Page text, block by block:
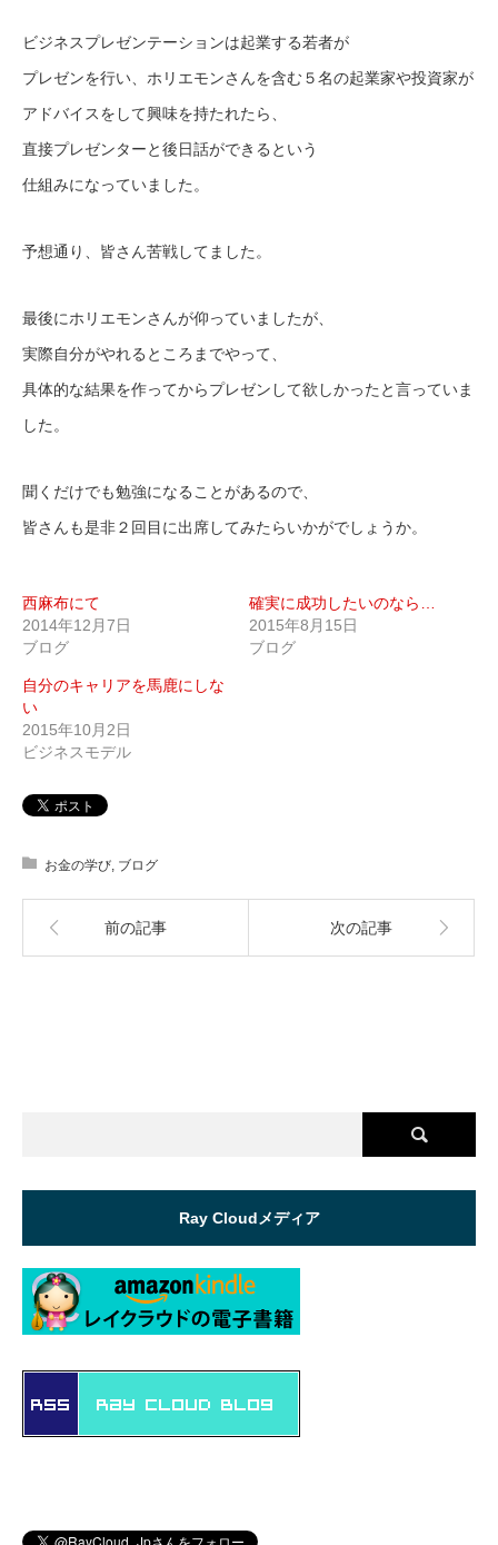
ビジネスプレゼンテーションは起業する若者が
プレゼンを行い、ホリエモンさんを含む５名の起業家や投資家が
アドバイスをして興味を持たれたら、
直接プレゼンターと後日話ができるという
仕組みになっていました。
予想通り、皆さん苦戦してました。
最後にホリエモンさんが仰っていましたが、
実際自分がやれるところまでやって、
具体的な結果を作ってからプレゼンして欲しかったと言っていま
した。
聞くだけでも勉強になることがあるので、
皆さんも是非２回目に出席してみたらいかがでしょうか。
西麻布にて
2014年12月7日
ブログ
確実に成功したいのなら…
2015年8月15日
ブログ
自分のキャリアを馬鹿にしな
い
2015年10月2日
ビジネスモデル
お金の学び, ブログ
前の記事 次の記事
Ray Cloudメディア